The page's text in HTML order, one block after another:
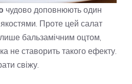
чудово доповнюють один
Проте цей салат
бальзамічним оцтом,
не ставорить такого ефекту.
свіжу.